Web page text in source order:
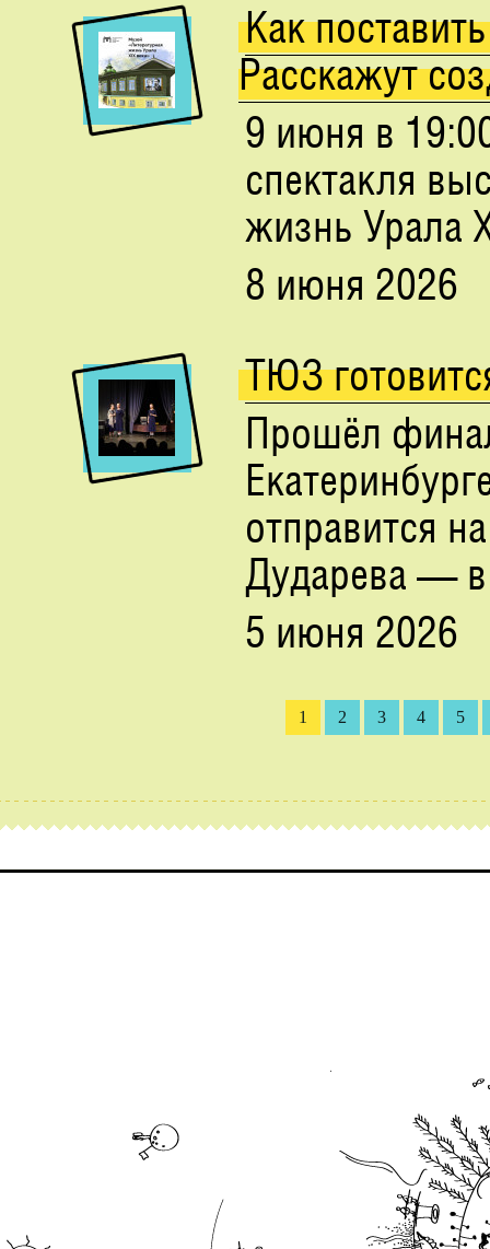
Как
Расскажут
9 июня в
спектакля
жизнь Урала
8 июня 2026
ТЮЗ
Прошёл
отправится
Дударева —
5 июня 2026
1 2 3 4 5